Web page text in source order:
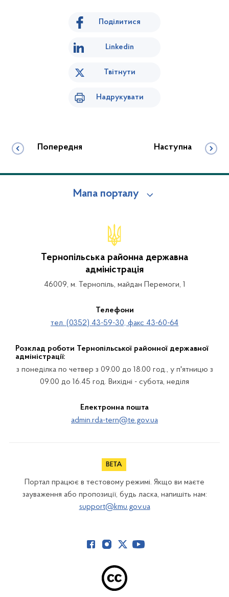
Поділитися
Linkedin
Твітнути
Надрукувати
Попередня Наступна
Мапа порталу
Тернопільська районна державна
адміністрація
46009, м. Тернопіль, майдан Перемоги, 1
Телефони
тел. (0352) 43-59-30, факс 43-60-64
Розклад роботи Тернопільської районної державної
адміністрації:
з понеділка по четвер з 09.00 до 18.00 год., у п'ятницю з
09.00 до 16.45 год. Вихідні - субота, неділя
Електронна пошта
admin.rda-tern@te.gov.ua
Портал працює в тестовому режимі. Якщо ви маєте
зауваження або пропозиції, будь ласка, напишіть нам:
support@kmu.gov.ua